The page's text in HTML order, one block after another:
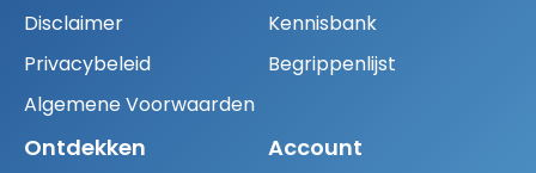
Disclaimer
Privacybeleid
Algemene Voorwaarden
Kennisbank
Begrippenlijst
Ontdekken Account